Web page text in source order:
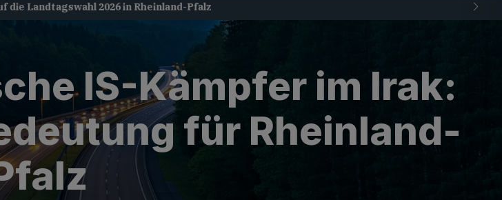
2026 in Rheinland-Pfalz
IS-Kämpfer im Irak:
für Rheinland-